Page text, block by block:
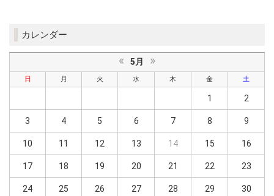
カレンダー
« 5月 »
日 月 火 水 木 金 土
1 2
3 4 5 6 7 8 9
10 11 12 13 14 15 16
17 18 19 20 21 22 23
24 25 26 27 28 29 30